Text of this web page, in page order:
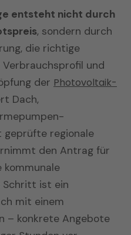
entsteht nicht durch
, sondern durch
die richtige
und
der Photovoltaik-
Dach,
regionale
den Antrag für
kommunale
Schritt ist ein
mit einem
– konkrete Angebote